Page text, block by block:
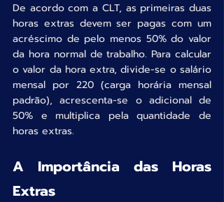
De acordo com a CLT, as primeiras duas
horas extras devem ser pagas com um
acréscimo de pelo menos 50% do valor
da hora normal de trabalho. Para calcular
o valor da hora extra, divide-se o salário
mensal por 220 (carga horária mensal
padrão), acrescenta-se o adicional de
50% e multiplica pela quantidade de
horas extras.
A Importância das Horas
Extras